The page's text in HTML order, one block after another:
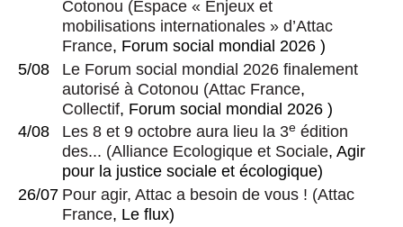
Cotonou (Espace « Enjeux et
mobilisations internationales » d’Attac
France, Forum social mondial 2026 )
5/08
Le Forum social mondial 2026 finalement
autorisé à Cotonou (Attac France,
Collectif, Forum social mondial 2026 )
4/08
Les 8 et 9 octobre aura lieu la 3e édition
des... (Alliance Ecologique et Sociale, Agir
pour la justice sociale et écologique)
26/07 Pour agir, Attac a besoin de vous ! (Attac
France, Le flux)